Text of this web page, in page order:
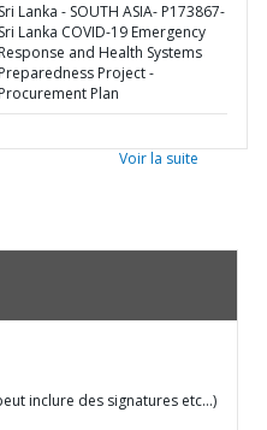
Sri Lanka - SOUTH ASIA- P173867-
Sri Lanka COVID-19 Emergency
Response and Health Systems
Preparedness Project -
Procurement Plan
Voir la suite
inclure des signatures etc…)